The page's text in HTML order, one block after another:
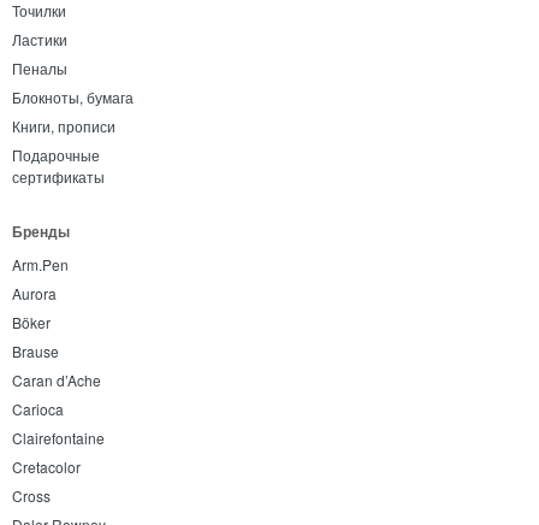
Точилки
Ластики
Пеналы
Блокноты, бумага
Книги, прописи
Подарочные
сертификаты
Бренды
Arm.Pen
Aurora
Böker
Brause
Caran d’Ache
Carioca
Clairefontaine
Cretacolor
Cross